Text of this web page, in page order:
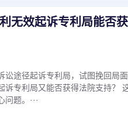
无效起诉专利局能否
途径起诉专利局，试图挽回局面
专利局又能否获得法院支持？
题。···